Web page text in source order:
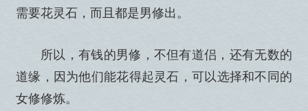
需要花灵石，而且都是男修出。
所以，有钱的男修，不但有道侣，还有无数的
道缘，因为他们能花得起灵石，可以选择和不同的
女修修炼。